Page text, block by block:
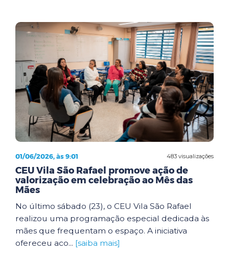
483 visualizações
01/06/2026, às 9:01
CEU Vila São Rafael promove ação de
valorização em celebração ao Mês das
Mães
No último sábado (23), o CEU Vila São Rafael
realizou uma programação especial dedicada às
mães que frequentam o espaço. A iniciativa
ofereceu aco... [saiba mais]